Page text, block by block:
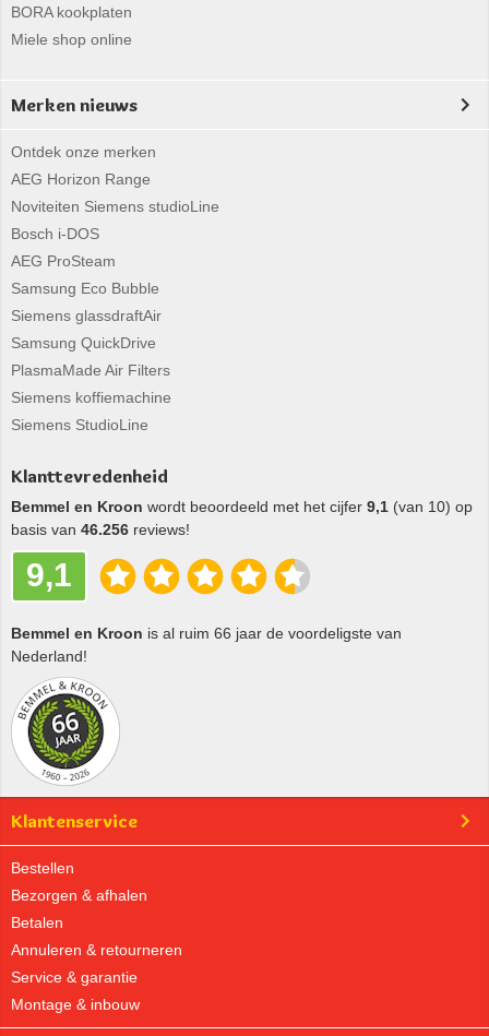
BORA kookplaten
Miele shop online
Merken nieuws
Ontdek onze merken
AEG Horizon Range
Noviteiten Siemens studioLine
Bosch i-DOS
AEG ProSteam
Samsung Eco Bubble
Siemens glassdraftAir
Samsung QuickDrive
PlasmaMade Air Filters
Siemens koffiemachine
Siemens StudioLine
Klanttevredenheid
Bemmel en Kroon wordt beoordeeld met het cijfer 9,1 (van 10) op
basis van 46.256 reviews!
9,1
Bemmel en Kroon is al ruim 66 jaar de voordeligste van
Nederland!
Klantenservice
Bestellen
Bezorgen & afhalen
Betalen
Annuleren & retourneren
Service & garantie
Montage & inbouw